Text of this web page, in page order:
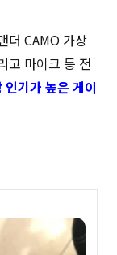
더 CAMO 가상
고 마이크 등 전
인기가 높은 게이